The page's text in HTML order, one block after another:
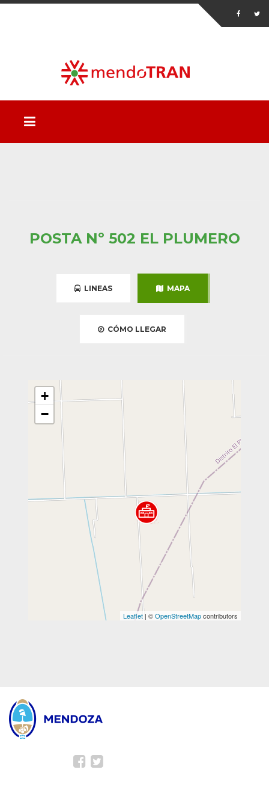
POSTA Nº 502 EL PLUMERO
LINEAS MAPA
CÓMO LLEGAR
+
−
Leaflet | ©OpenStreetMapcontributors